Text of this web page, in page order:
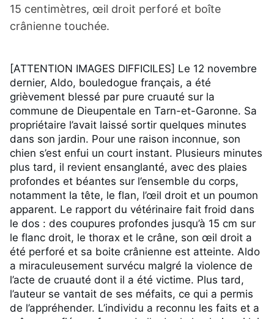
15 centimètres, œil droit perforé et boîte
crânienne touchée.
[ATTENTION IMAGES DIFFICILES] Le 12 novembre
dernier, Aldo, bouledogue français, a été
grièvement blessé par pure cruauté sur la
commune de Dieupentale en Tarn-et-Garonne. Sa
propriétaire l’avait laissé sortir quelques minutes
dans son jardin. Pour une raison inconnue, son
chien s’est enfui un court instant. Plusieurs minutes
plus tard, il revient ensanglanté, avec des plaies
profondes et béantes sur l’ensemble du corps,
notamment la tête, le flan, l’œil droit et un poumon
apparent. Le rapport du vétérinaire fait froid dans
le dos : des coupures profondes jusqu’à 15 cm sur
le flanc droit, le thorax et le crâne, son œil droit a
été perforé et sa boite crânienne est atteinte. Aldo
a miraculeusement survécu malgré la violence de
l’acte de cruauté dont il a été victime. Plus tard,
l’auteur se vantait de ses méfaits, ce qui a permis
de l’appréhender. L’individu a reconnu les faits et a